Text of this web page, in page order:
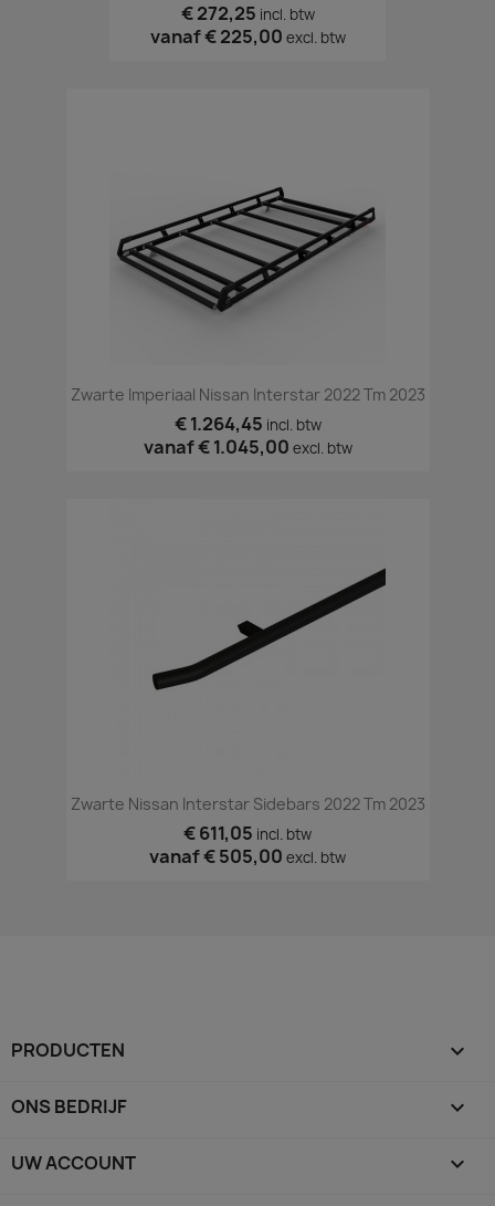
€ 272,25 incl. btw
vanaf€ 225,00 excl. btw
Zwarte Imperiaal Nissan Interstar 2022 Tm 2023
€ 1.264,45 incl. btw
vanaf€ 1.045,00 excl. btw
Zwarte Nissan Interstar Sidebars 2022 Tm 2023
€ 611,05 incl. btw
vanaf€ 505,00 excl. btw
PRODUCTEN 
ONS BEDRIJF 
UW ACCOUNT 